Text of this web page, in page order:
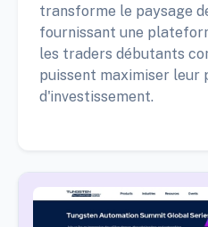
transforme le paysage
fournissant une
les traders débutants
puissent maximiser leur
d'investissement.